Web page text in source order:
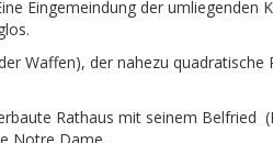
Eingemeindung der
Waffen), der nahezu
Rathaus mit seinem Belfried